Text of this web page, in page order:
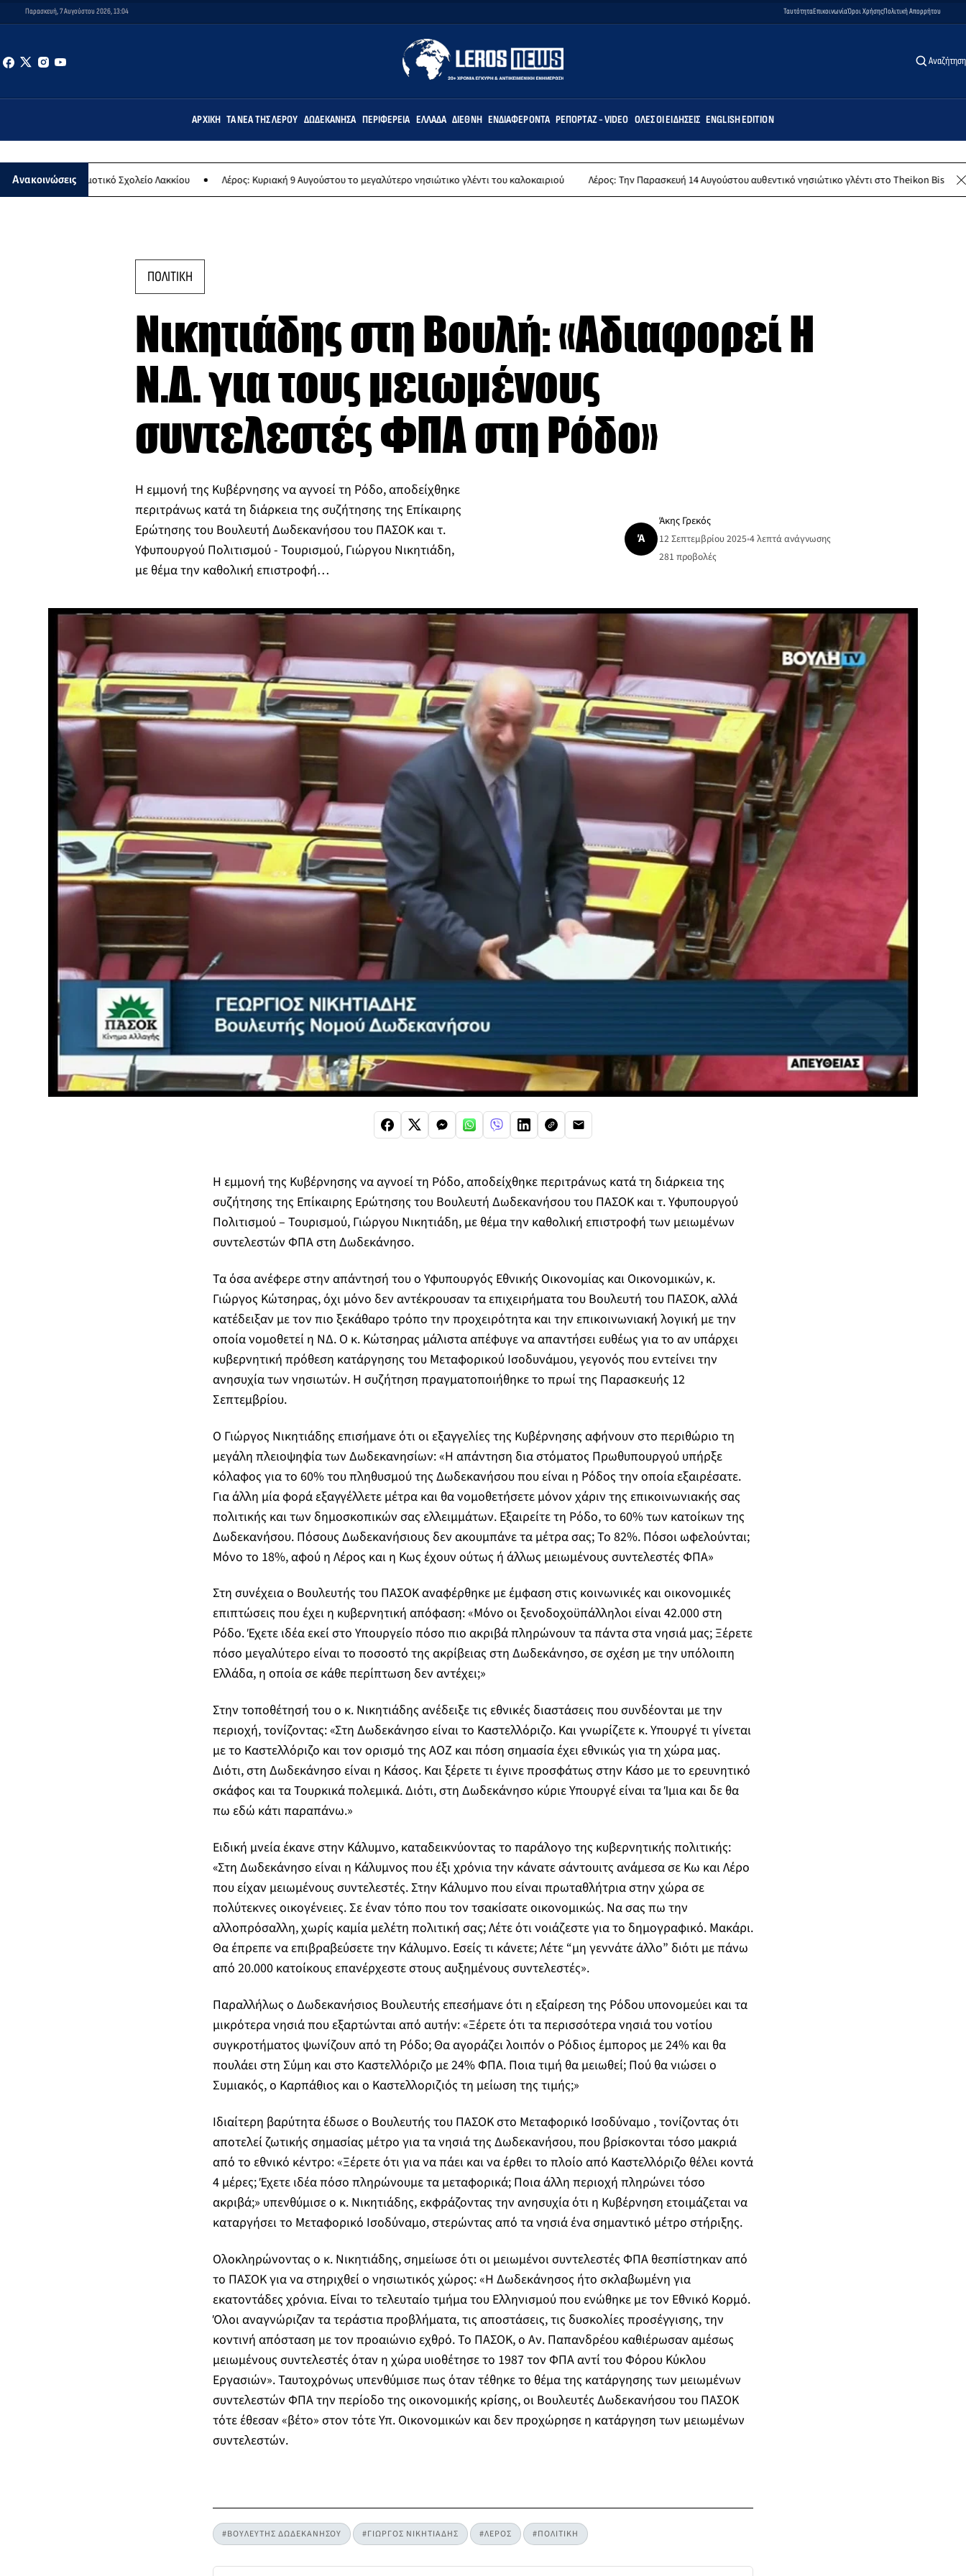
Παρασκευή, 7 Αυγούστου 2026, 13:04 ΤαυτότηταΕπικοινωνίαΌροι ΧρήσηςΠολιτική Απορρήτου
Αναζήτηση
ΑΡΧΙΚΉ ΤΑ ΝΈΑ ΤΗΣ ΛΈΡΟΥ ΔΩΔΕΚΆΝΗΣΑ ΠΕΡΙΦΈΡΕΙΑ ΕΛΛΆΔΑ ΔΙΕΘΝΉ ΕΝΔΙΑΦΈΡΟΝΤΑ ΡΕΠΟΡΤΆΖ - VIDEO ΌΛΕΣ ΟΙ ΕΙΔΉΣΕΙΣ ENGLISH EDITION
Ανακοινώσεις
Δημοτικό Σχολείο Λακκίου Λέρος: Κυριακή 9 Αυγούστου το μεγαλύτερο νησιώτικο γλέντι του καλοκαιριού Λέρος: Την Παρασκευή 14 Αυγούστου αυθεντικό νησιώτικο γλέντι στο Theikon Bistro Restaurant!
ΠΟΛΙΤΙΚΗ
Νικητιάδης στη Βουλή: «Αδιαφορεί Η
Ν.Δ. για τους μειωμένους
συντελεστές ΦΠΑ στη Ρόδο»
Η εμμονή της Κυβέρνησης να αγνοεί τη Ρόδο, αποδείχθηκε
περιτράνως κατά τη διάρκεια της συζήτησης της Επίκαιρης
Ερώτησης του Βουλευτή Δωδεκανήσου του ΠΑΣΟΚ και τ.
Υφυπουργού Πολιτισμού - Τουρισμού, Γιώργου Νικητιάδη,
με θέμα την καθολική επιστροφή…
Ά
Άκης Γρεκός
12 Σεπτεμβρίου 2025•4 λεπτά ανάγνωσης
281 προβολές
Η εμμονή της Κυβέρνησης να αγνοεί τη Ρόδο, αποδείχθηκε περιτράνως κατά τη διάρκεια της
συζήτησης της Επίκαιρης Ερώτησης του Βουλευτή Δωδεκανήσου του ΠΑΣΟΚ και τ. Υφυπουργού
Πολιτισμού – Τουρισμού, Γιώργου Νικητιάδη, με θέμα την καθολική επιστροφή των μειωμένων
συντελεστών ΦΠΑ στη Δωδεκάνησο.
Τα όσα ανέφερε στην απάντησή του ο Υφυπουργός Εθνικής Οικονομίας και Οικονομικών, κ.
Γιώργος Κώτσηρας, όχι μόνο δεν αντέκρουσαν τα επιχειρήματα του Βουλευτή του ΠΑΣΟΚ, αλλά
κατέδειξαν με τον πιο ξεκάθαρο τρόπο την προχειρότητα και την επικοινωνιακή λογική με την
οποία νομοθετεί η ΝΔ. Ο κ. Κώτσηρας μάλιστα απέφυγε να απαντήσει ευθέως για το αν υπάρχει
κυβερνητική πρόθεση κατάργησης του Μεταφορικού Ισοδυνάμου, γεγονός που εντείνει την
ανησυχία των νησιωτών. Η συζήτηση πραγματοποιήθηκε το πρωί της Παρασκευής 12
Σεπτεμβρίου.
Ο Γιώργος Νικητιάδης επισήμανε ότι οι εξαγγελίες της Κυβέρνησης αφήνουν στο περιθώριο τη
μεγάλη πλειοψηφία των Δωδεκανησίων: «Η απάντηση δια στόματος Πρωθυπουργού υπήρξε
κόλαφος για το 60% του πληθυσμού της Δωδεκανήσου που είναι η Ρόδος την οποία εξαιρέσατε.
Για άλλη μία φορά εξαγγέλλετε μέτρα και θα νομοθετήσετε μόνον χάριν της επικοινωνιακής σας
πολιτικής και των δημοσκοπικών σας ελλειμμάτων. Εξαιρείτε τη Ρόδο, το 60% των κατοίκων της
Δωδεκανήσου. Πόσους Δωδεκανήσιους δεν ακουμπάνε τα μέτρα σας; Το 82%. Πόσοι ωφελούνται;
Μόνο το 18%, αφού η Λέρος και η Κως έχουν ούτως ή άλλως μειωμένους συντελεστές ΦΠΑ»
Στη συνέχεια ο Βουλευτής του ΠΑΣΟΚ αναφέρθηκε με έμφαση στις κοινωνικές και οικονομικές
επιπτώσεις που έχει η κυβερνητική απόφαση: «Μόνο οι ξενοδοχοϋπάλληλοι είναι 42.000 στη
Ρόδο. Έχετε ιδέα εκεί στο Υπουργείο πόσο πιο ακριβά πληρώνουν τα πάντα στα νησιά μας; Ξέρετε
πόσο μεγαλύτερο είναι το ποσοστό της ακρίβειας στη Δωδεκάνησο, σε σχέση με την υπόλοιπη
Ελλάδα, η οποία σε κάθε περίπτωση δεν αντέχει;»
Στην τοποθέτησή του ο κ. Νικητιάδης ανέδειξε τις εθνικές διαστάσεις που συνδέονται με την
περιοχή, τονίζοντας: «Στη Δωδεκάνησο είναι το Καστελλόριζο. Και γνωρίζετε κ. Υπουργέ τι γίνεται
με το Καστελλόριζο και τον ορισμό της ΑΟΖ και πόση σημασία έχει εθνικώς για τη χώρα μας.
Διότι, στη Δωδεκάνησο είναι η Κάσος. Και ξέρετε τι έγινε προσφάτως στην Κάσο με το ερευνητικό
σκάφος και τα Τουρκικά πολεμικά. Διότι, στη Δωδεκάνησο κύριε Υπουργέ είναι τα Ίμια και δε θα
πω εδώ κάτι παραπάνω.»
Ειδική μνεία έκανε στην Κάλυμνο, καταδεικνύοντας το παράλογο της κυβερνητικής πολιτικής:
«Στη Δωδεκάνησο είναι η Κάλυμνος που έξι χρόνια την κάνατε σάντουιτς ανάμεσα σε Κω και Λέρο
που είχαν μειωμένους συντελεστές. Στην Κάλυμνο που είναι πρωταθλήτρια στην χώρα σε
πολύτεκνες οικογένειες. Σε έναν τόπο που τον τσακίσατε οικονομικώς. Να σας πω την
αλλοπρόσαλλη, χωρίς καμία μελέτη πολιτική σας; Λέτε ότι νοιάζεστε για το δημογραφικό. Μακάρι.
Θα έπρεπε να επιβραβεύσετε την Κάλυμνο. Εσείς τι κάνετε; Λέτε “μη γεννάτε άλλο” διότι με πάνω
από 20.000 κατοίκους επανέρχεστε στους αυξημένους συντελεστές».
Παραλλήλως ο Δωδεκανήσιος Βουλευτής επεσήμανε ότι η εξαίρεση της Ρόδου υπονομεύει και τα
μικρότερα νησιά που εξαρτώνται από αυτήν: «Ξέρετε ότι τα περισσότερα νησιά του νοτίου
συγκροτήματος ψωνίζουν από τη Ρόδο; Θα αγοράζει λοιπόν ο Ρόδιος έμπορος με 24% και θα
πουλάει στη Σύμη και στο Καστελλόριζο με 24% ΦΠΑ. Ποια τιμή θα μειωθεί; Πού θα νιώσει ο
Συμιακός, ο Καρπάθιος και ο Καστελλοριζιός τη μείωση της τιμής;»
Ιδιαίτερη βαρύτητα έδωσε ο Βουλευτής του ΠΑΣΟΚ στο Μεταφορικό Ισοδύναμο , τονίζοντας ότι
αποτελεί ζωτικής σημασίας μέτρο για τα νησιά της Δωδεκανήσου, που βρίσκονται τόσο μακριά
από το εθνικό κέντρο: «Ξέρετε ότι για να πάει και να έρθει το πλοίο από Καστελλόριζο θέλει κοντά
4 μέρες; Έχετε ιδέα πόσο πληρώνουμε τα μεταφορικά; Ποια άλλη περιοχή πληρώνει τόσο
ακριβά;» υπενθύμισε ο κ. Νικητιάδης, εκφράζοντας την ανησυχία ότι η Κυβέρνηση ετοιμάζεται να
καταργήσει το Μεταφορικό Ισοδύναμο, στερώντας από τα νησιά ένα σημαντικό μέτρο στήριξης.
Ολοκληρώνοντας ο κ. Νικητιάδης, σημείωσε ότι οι μειωμένοι συντελεστές ΦΠΑ θεσπίστηκαν από
το ΠΑΣΟΚ για να στηριχθεί ο νησιωτικός χώρος: «Η Δωδεκάνησος ήτο σκλαβωμένη για
εκατοντάδες χρόνια. Είναι το τελευταίο τμήμα του Ελληνισμού που ενώθηκε με τον Εθνικό Κορμό.
Όλοι αναγνώριζαν τα τεράστια προβλήματα, τις αποστάσεις, τις δυσκολίες προσέγγισης, την
κοντινή απόσταση με τον προαιώνιο εχθρό. Το ΠΑΣΟΚ, ο Αν. Παπανδρέου καθιέρωσαν αμέσως
μειωμένους συντελεστές όταν η χώρα υιοθέτησε το 1987 τον ΦΠΑ αντί του Φόρου Κύκλου
Εργασιών». Ταυτοχρόνως υπενθύμισε πως όταν τέθηκε το θέμα της κατάργησης των μειωμένων
συντελεστών ΦΠΑ την περίοδο της οικονομικής κρίσης, οι Βουλευτές Δωδεκανήσου του ΠΑΣΟΚ
τότε έθεσαν «βέτο» στον τότε Υπ. Οικονομικών και δεν προχώρησε η κατάργηση των μειωμένων
συντελεστών.
#ΒΟΥΛΕΥΤΗΣ ΔΩΔΕΚΑΝΗΣΟΥ #ΓΙΩΡΓΟΣ ΝΙΚΗΤΙΑΔΗΣ #ΛΕΡΟΣ #ΠΟΛΙΤΙΚΗ